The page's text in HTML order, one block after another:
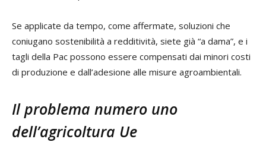
Se applicate da tempo, come affermate, soluzioni che
coniugano sostenibilità a redditività, siete già “a dama”, e i
tagli della Pac possono essere compensati dai minori costi
di produzione e dall’adesione alle misure agroambientali.
Il problema numero uno
dell’agricoltura Ue